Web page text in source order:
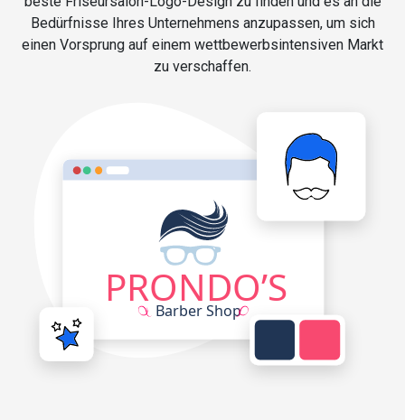
Bedürfnisse Ihres Unternehmens anzupassen, um sich
einen Vorsprung auf einem wettbewerbsintensiven Markt
zu verschaffen.